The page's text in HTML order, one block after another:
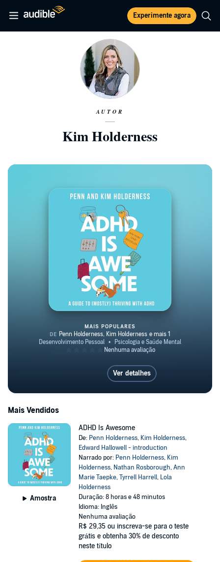
Experimente agora
AUTOR
Kim Holderness
ADHD Is Awesome
MAIS POPULARES
Ver detalhes
Mais Vendidos
Amostra
ADHD Is Awesome
De: Penn Holderness, Kim Holderness,
Edward Hallowell - introduction
Narrado por: Penn Holderness, Kim
Holderness, Nathan Rosborough,Ann
Marie Taepke,Tyrrell Harrell, Lola
Holderness
Duração: 8 horas e 48 minutos
Idioma: Inglês
Nenhuma avaliação
R$ 29,35 ou inscreva-se para o teste
grátis e obtenha 30% de desconto
neste título